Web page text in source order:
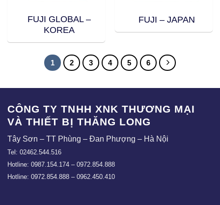
FUJI GLOBAL –
KOREA
FUJI – JAPAN
1 2 3 4 5 6
CÔNG TY TNHH XNK THƯƠNG MẠI
VÀ THIẾT BỊ THĂNG LONG
Tây Sơn – TT Phùng – Đan Phượng – Hà Nội
Tel: 02462.544.516
Hotline: 0987.154.174 – 0972.854.888
Hotline: 0972.854.888 – 0962.450.410